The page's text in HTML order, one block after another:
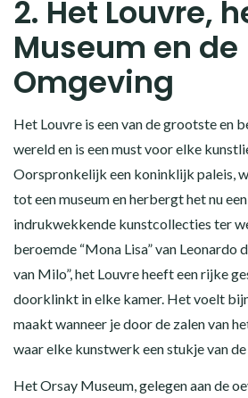
2. Het Louvre,
Museum en de
Omgeving
Het Louvre is een van de grootste en
wereld en is een must voor elke
Oorspronkelijk een koninklijk paleis,
tot een museum en herbergt het nu
indrukwekkende kunstcollecties ter
beroemde “Mona Lisa” van Leonardo
van Milo”, het Louvre heeft een rijke
doorklinkt in elke kamer. Het voelt
maakt wanneer je door de zalen van
waar elke kunstwerk een stukje van
Het Orsay Museum, gelegen aan de